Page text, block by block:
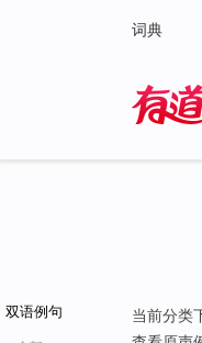
词典
双语例句 当前分类